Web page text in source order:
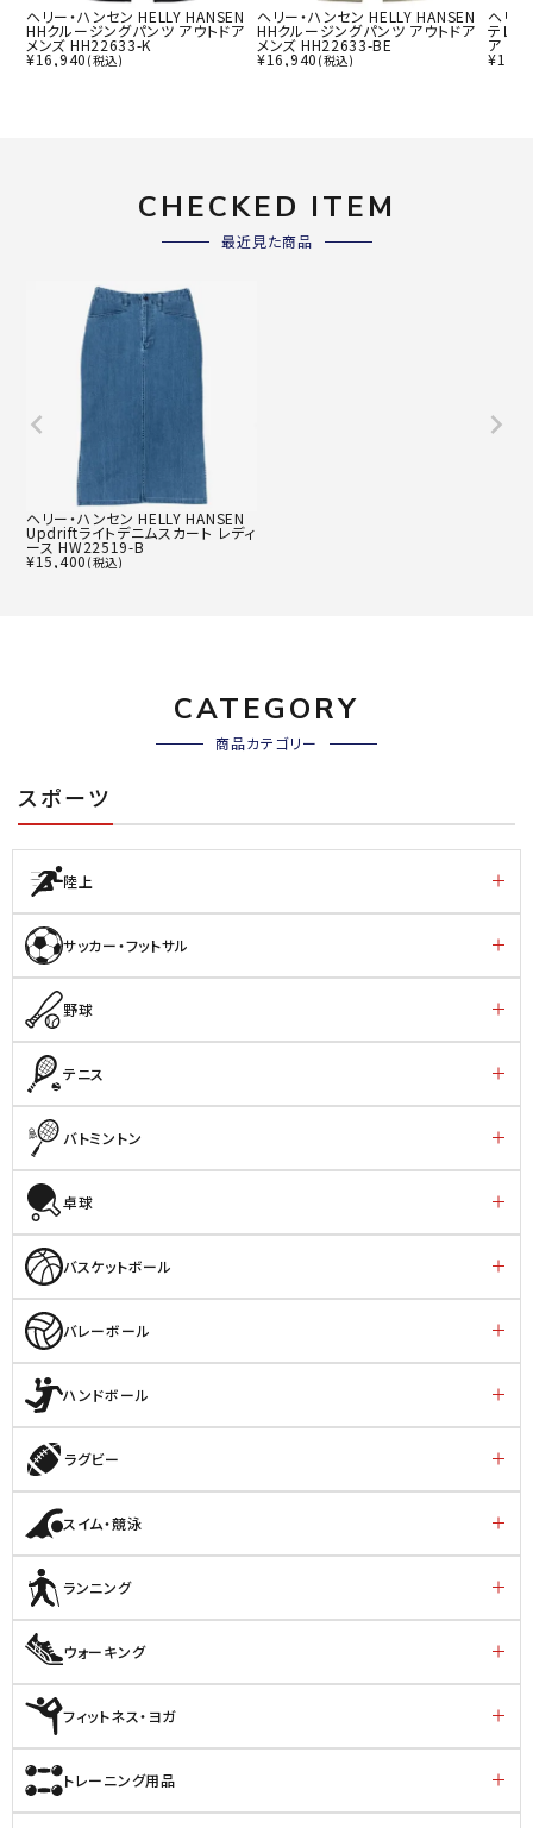
ヘリー・ハンセン HELLY HANSEN
HHクルージングパンツ アウトドア
メンズ HH22633-K
¥16,940 (税込)
ヘリー・ハンセン HELLY HANSEN
HHクルージングパンツ アウトドア
メンズ HH22633-BE
¥16,940 (税込)
ヘリ
テレグ
ア ウ
¥
CHECKED ITEM
最近見た商品
ヘリー・ハンセン HELLY HANSEN
Updriftライトデニムスカート レディ
ース HW22519-B
¥15,400 (税込)
CATEGORY
商品カテゴリー
スポーツ
陸上
サッカー・フットサル
野球
テニス
バトミントン
卓球
バスケットボール
バレーボール
ハンドボール
ラグビー
スイム・競泳
ランニング
ウォーキング
フィットネス・ヨガ
トレーニング用品